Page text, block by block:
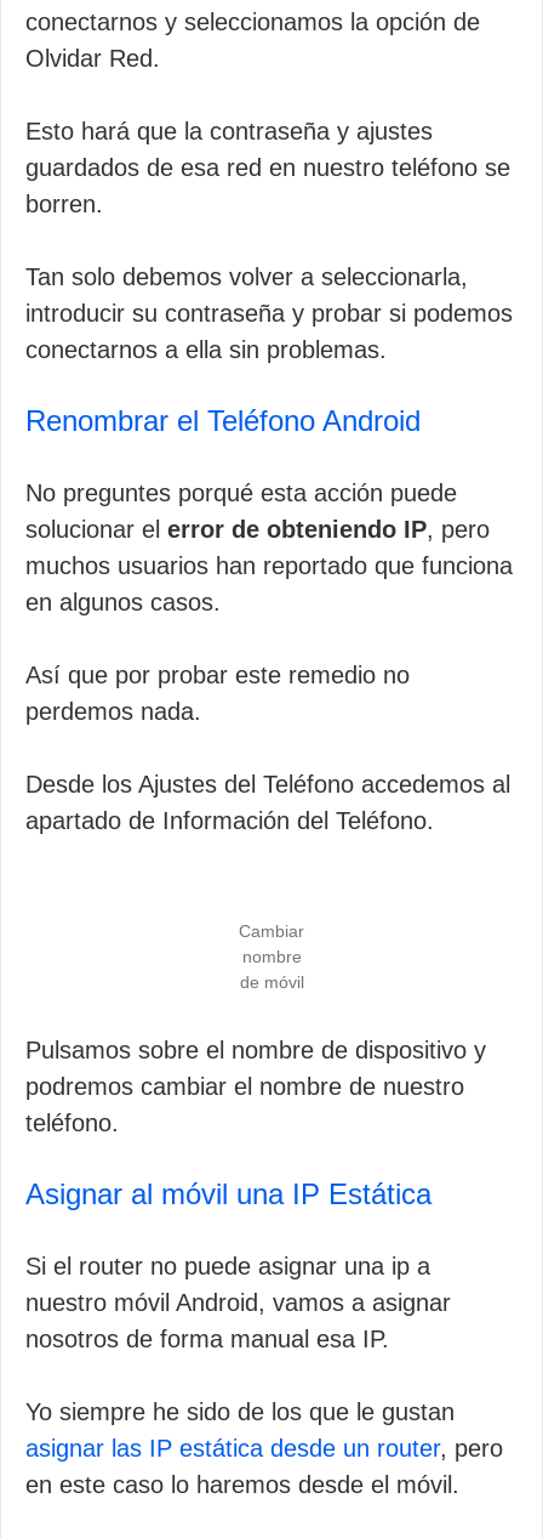
conectarnos y seleccionamos la opción de
Olvidar Red.
Esto hará que la contraseña y ajustes
guardados de esa red en nuestro teléfono se
borren.
Tan solo debemos volver a seleccionarla,
introducir su contraseña y probar si podemos
conectarnos a ella sin problemas.
Renombrar el Teléfono Android
No preguntes porqué esta acción puede
solucionar el error de obteniendo IP, pero
muchos usuarios han reportado que funciona
en algunos casos.
Así que por probar este remedio no
perdemos nada.
Desde los Ajustes del Teléfono accedemos al
apartado de Información del Teléfono.
Cambiar
nombre
de móvil
Pulsamos sobre el nombre de dispositivo y
podremos cambiar el nombre de nuestro
teléfono.
Asignar al móvil una IP Estática
Si el router no puede asignar una ip a
nuestro móvil Android, vamos a asignar
nosotros de forma manual esa IP.
Yo siempre he sido de los que le gustan
asignar las IP estática desde un router, pero
en este caso lo haremos desde el móvil.